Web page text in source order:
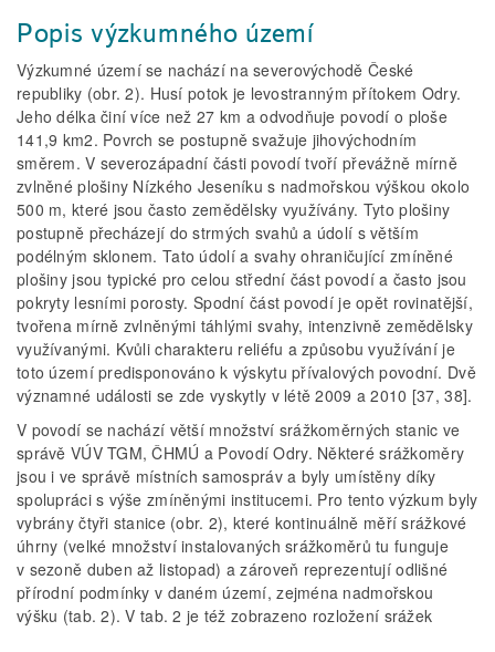
Popis výzkumného území
Výzkumné území se nachází na severovýchodě České
republiky (obr. 2). Husí potok je levostranným přítokem Odry.
Jeho délka činí více než 27 km a odvodňuje povodí o ploše
141,9 km2. Povrch se postupně svažuje jihovýchodním
směrem. V severozápadní části povodí tvoří převážně mírně
zvlněné plošiny Nízkého Jeseníku s nadmořskou výškou okolo
500 m, které jsou často zemědělsky využívány. Tyto plošiny
postupně přecházejí do strmých svahů a údolí s větším
podélným sklonem. Tato údolí a svahy ohraničující zmíněné
plošiny jsou typické pro celou střední část povodí a často jsou
pokryty lesními porosty. Spodní část povodí je opět rovinatější,
tvořena mírně zvlněnými táhlými svahy, intenzivně zemědělsky
využívanými. Kvůli charakteru reliéfu a způsobu využívání je
toto území predisponováno k výskytu přívalových povodní. Dvě
významné události se zde vyskytly v létě 2009 a 2010 [37, 38].
V povodí se nachází větší množství srážkoměrných stanic ve
správě VÚV TGM, ČHMÚ a Povodí Odry. Některé srážkoměry
jsou i ve správě místních samospráv a byly umístěny díky
spolupráci s výše zmíněnými institucemi. Pro tento výzkum byly
vybrány čtyři stanice (obr. 2), které kontinuálně měří srážkové
úhrny (velké množství instalovaných srážkoměrů tu funguje
v sezoně duben až listopad) a zároveň reprezentují odlišné
přírodní podmínky v daném území, zejména nadmořskou
výšku (tab. 2). V tab. 2 je též zobrazeno rozložení srážek